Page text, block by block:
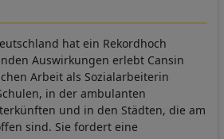
hat ein Rekordhoch
Auswirkungen erlebt Cansin
Arbeit als Sozialarbeiterin
in der ambulanten
und in den Städten, die am
sind. Sie fordert eine